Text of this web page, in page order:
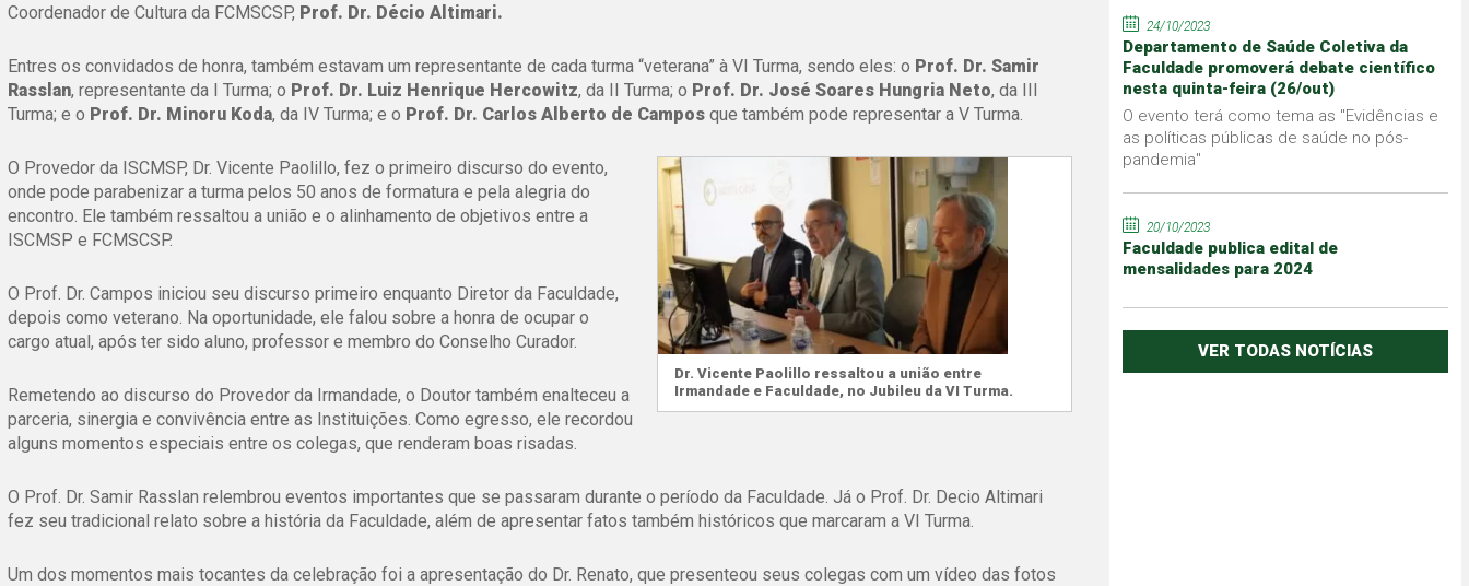
Coordenador de Cultura da FCMSCSP, Prof. Dr. Décio Altimari.
Entres os convidados de honra, também estavam um representante de cada turma “veterana” à VI Turma, sendo eles: o Prof. Dr. Samir
Rasslan, representante da I Turma; o Prof. Dr. Luiz Henrique Hercowitz, da II Turma; o Prof. Dr. José Soares Hungria Neto, da III
Turma; e o Prof. Dr. Minoru Koda, da IV Turma; e o Prof. Dr. Carlos Alberto de Camposque também pode representar a V Turma.
Dr. Vicente Paolillo ressaltou a união entre
Irmandade e Faculdade, no Jubileu da VI Turma.
O Provedor da ISCMSP, Dr. Vicente Paolillo, fez o primeiro discurso do evento,
onde pode parabenizar a turma pelos 50 anos de formatura e pela alegria do
encontro. Ele também ressaltou a união e o alinhamento de objetivos entre a
ISCMSP e FCMSCSP.
O Prof. Dr. Campos iniciou seu discurso primeiro enquanto Diretor da Faculdade,
depois como veterano. Na oportunidade, ele falou sobre a honra de ocupar o
cargo atual, após ter sido aluno, professor e membro do Conselho Curador.
Remetendo ao discurso do Provedor da Irmandade, o Doutor também enalteceu a
parceria, sinergia e convivência entre as Instituições. Como egresso, ele recordou
alguns momentos especiais entre os colegas, que renderam boas risadas.
O Prof. Dr. Samir Rasslan relembrou eventos importantes que se passaram durante o período da Faculdade. Já o Prof. Dr. Decio Altimari
fez seu tradicional relato sobre a história da Faculdade, além de apresentar fatos também históricos que marcaram a VI Turma.
Um dos momentos mais tocantes da celebração foi a apresentação do Dr. Renato, que presenteou seus colegas com um vídeo das fotos
24/10/2023
Departamento de Saúde Coletiva da
Faculdade promoverá debate científico
nesta quinta-feira (26/out)
O evento terá como tema as "Evidências e
as políticas públicas de saúde no pós-
pandemia"
20/10/2023
Faculdade publica edital de
mensalidades para 2024
VER TODAS NOTÍCIAS